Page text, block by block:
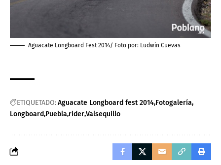
Aguacate Longboard Fest 2014/ Foto por: Ludwin Cuevas
ETIQUETADO:Aguacate Longboard fest 2014 Fotogalería
Longboard Puebla riderValsequillo